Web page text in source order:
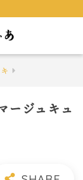
ージュキュ